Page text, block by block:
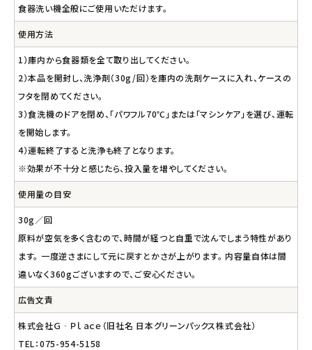
食器洗い機全般にご使用いただけます。
使用方法
1）庫内から食器類を全て取り出してください。
2）本品を開封し、洗浄剤（30g/回）を庫内の洗剤ケースに入れ、ケースの
フタを閉めてください。
3）食洗機のドアを閉め、「パワフル70℃」または「マシンケア」を選び、運転
を開始します。
4）運転終了すると洗浄も終了となります。
※効果が不十分と感じたら、投入量を増やしてください。
使用量の目安
30g／回
原料が空気を多く含むので、時間が経つと自重で沈んでしまう特性があり
ます。 一度逆さまにして元に戻すとかさが上がります。 内容量自体は間
違いなく360gございますので、ご安心ください。
広告文責
株式会社Ｇ‐Ｐｌａｃｅ（旧社名 日本グリーンパックス株式会社）
TEL：075-954-5158